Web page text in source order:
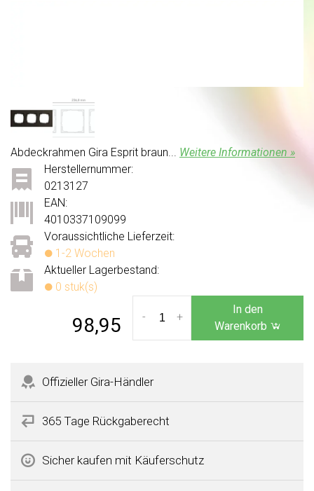
Abdeckrahmen Gira Esprit braun... Weitere Informationen »
Voraussichtliche Lieferzeit:
1-2 Wochen
Aktueller Lagerbestand:
0 stuk(s)
Herstellernummer:
0213127
EAN:
4010337109099
98,95 +
-
In den
Warenkorb
Offizieller Gira-Händler
365 Tage Rückgaberecht
Sicher kaufen mit Käuferschutz